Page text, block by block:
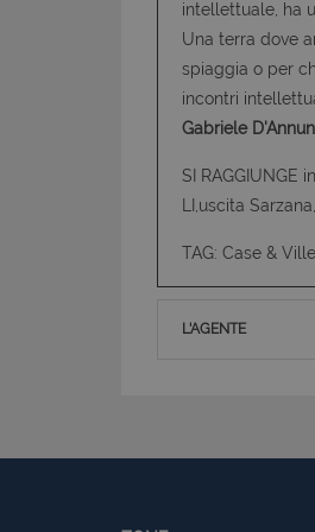
intellettuale, ha
Una terra dove
spiaggia o per
incontri
Gabriele
SI RAGGIUNGE
LI,uscita
TAG: Case &
L'AGENTE